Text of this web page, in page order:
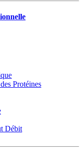
Protéines
Débit